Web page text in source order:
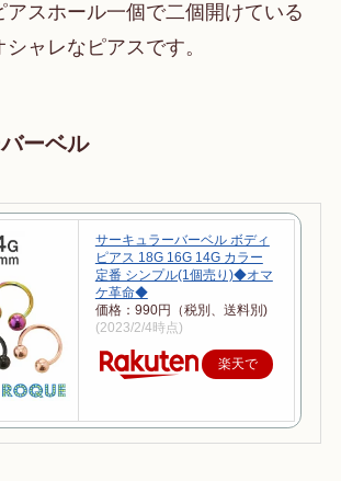
アスホール一個で二個開けている
ャレなピアスです。
ーベル
サーキュラーバーベル ボディ
ピアス 18G 16G 14G カラー
定番 シンプル(1個売り)◆オマ
ケ革命◆
価格：990円（税別、送料別)
(2023/2/4時点)
楽天で